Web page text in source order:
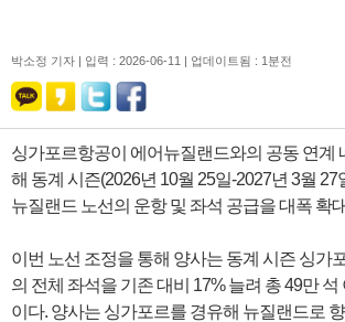
Destination
Analysis
박소정 기자 | 입력 : 2026-06-11 | 업데이트됨 : 1분전
싱가포르항공이 에어뉴질랜드와의 공동 연계
해 동계 시즌(2026년 10월 25일-2027년 3월 27
뉴질랜드 노선의 운항 및 좌석 공급을 대폭 확
이번 노선 조정을 통해 양사는 동계 시즌 싱가
의 전체 좌석을 기존 대비 17% 늘려 총 49만
이다. 양사는 싱가포르를 경유해 뉴질랜드로